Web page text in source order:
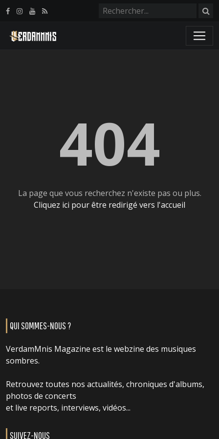
404
La page que vous recherchez n'existe pas ou plus.
Cliquez ici pour être redirigé vers l'accueil
QUI SOMMES-NOUS ?
VerdamMnis Magazine est le webzine des musiques
sombres.
Retrouvez toutes nos actualités, chroniques d'albums,
photos de concerts
et live reports, interviews, vidéos...
SUIVEZ-NOUS
Panneau de gestion des cookies